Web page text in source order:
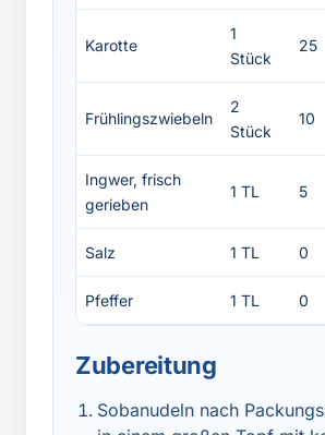
Karotte
1
Stück
25
Frühlingszwiebeln
2
Stück
10
Ingwer, frisch
gerieben
1 TL 5
Salz 1 TL 0
Pfeffer 1 TL 0
Zubereitung
Sobanudeln nach